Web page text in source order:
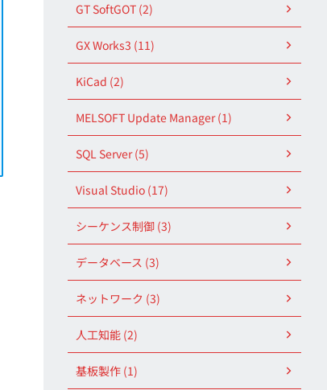
GT SoftGOT (2)
GX Works3 (11)
KiCad (2)
MELSOFT Update Manager (1)
SQL Server (5)
Visual Studio (17)
シーケンス制御 (3)
データベース (3)
ネットワーク (3)
人工知能 (2)
基板製作 (1)